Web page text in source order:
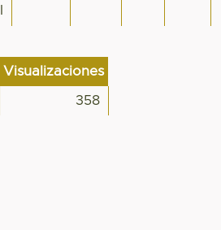
Visualizaciones
358